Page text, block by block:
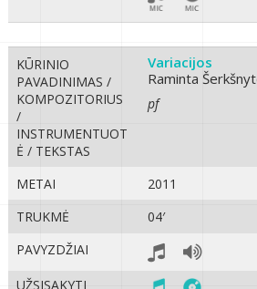
KŪRINIO
PAVADINIMAS /
KOMPOZITORIUS
/
INSTRUMENTUOT
Ė / TEKSTAS
Variacijos
Raminta
pf
METAI
2011
TRUKMĖ
04′
PAVYZDŽIAI
UŽSISAKYTI